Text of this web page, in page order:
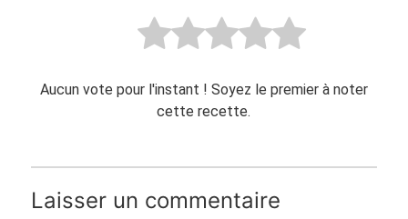
Aucun vote pour l'instant ! Soyez le premier à noter
cette recette.
Laisser un commentaire